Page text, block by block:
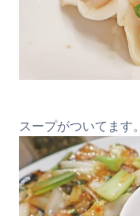
スープがついてます。